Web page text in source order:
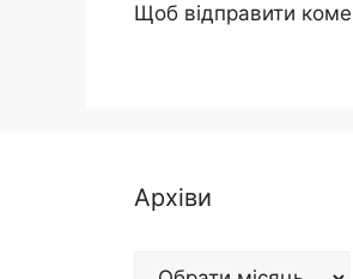
Щоб відправити
Архіви
Архіви